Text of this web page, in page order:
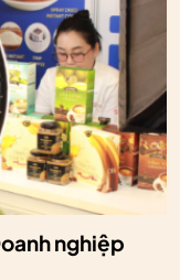
nghiệp